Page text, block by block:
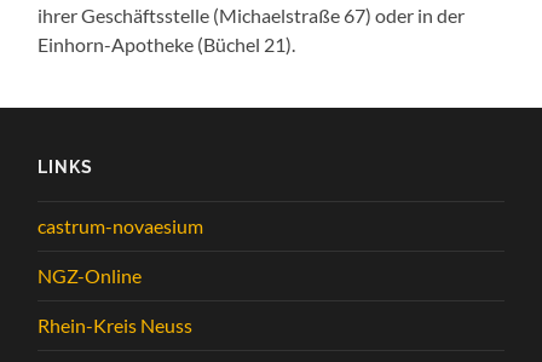
ihrer Geschäftsstelle (Michaelstraße 67) oder in der
Einhorn-Apotheke (Büchel 21).
LINKS
castrum-novaesium
NGZ-Online
Rhein-Kreis Neuss